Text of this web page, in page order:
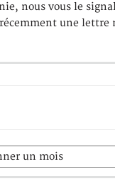
nous vous le
une lettre